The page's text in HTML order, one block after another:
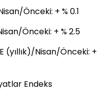
Önceki: + % 0.1
Önceki: + % 2.5
(yıllık)/Nisan/Önceki: +
Endeks